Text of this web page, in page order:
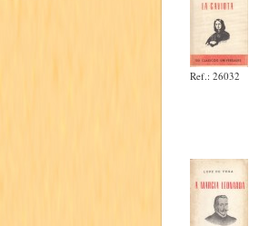
Ref.: 26032